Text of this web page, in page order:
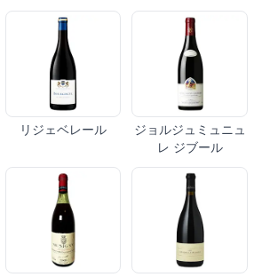
リジェベレール
ジョルジュミュニュ
レ ジブール